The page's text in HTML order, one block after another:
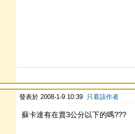
發表於 2008-1-9 10:39 只看該作者
蘇卡達有在賣3公分以下的嗎???